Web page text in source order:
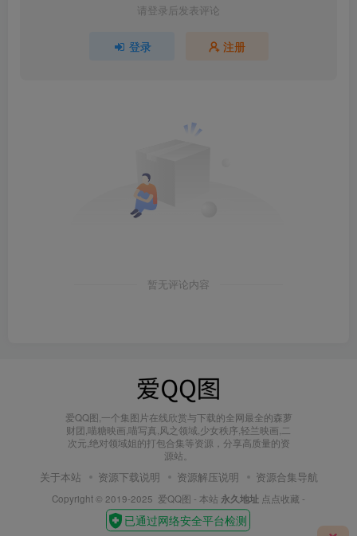
请登录后发表评论
登录 注册
暂无评论内容
爱QQ图,一个集图片在线欣赏与下载的全网最全的森萝
财团,喵糖映画,喵写真,风之领域,少女秩序,轻兰映画,二
次元,绝对领域姐的打包合集等资源，分享高质量的资
源站。
关于本站 资源下载说明 资源解压说明 资源合集导航
Copyright © 2019-2025 爱QQ图 - 本站 永久地址 点点收藏 -